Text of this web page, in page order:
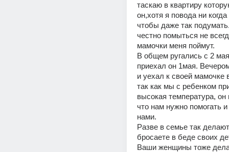
таскаю в квартиру
он,хотя я повода ни
чтобы даже так
честно помыться не
мамочки меня поймут.
В общем ругались с 2
приехал он 1мая.
и уехал к своей мамочке
так как мы с ребенком
высокая температура, он
что нам нужно помогать
нами.
Разве в семье так
бросаете в беде своих
Ваши женщины тоже